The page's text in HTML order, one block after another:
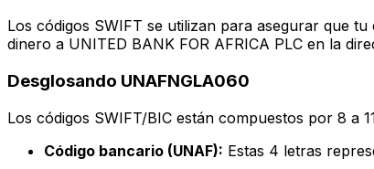
Los códigos SWIFT se utilizan para asegurar que
dinero a UNITED BANK FOR AFRICA PLC en la
Desglosando UNAFNGLA060
Los códigos SWIFT/BIC están compuestos por 8 a
Código bancario (UNAF): Estas 4 letras